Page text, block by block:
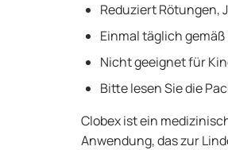
Reduziert Rötungen,
Einmal täglich
Nicht geeignet für
Bitte lesen Sie die
Clobex ist ein
Anwendung, das zur